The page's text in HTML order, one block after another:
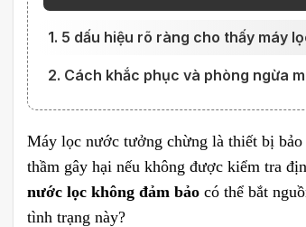
1. 5 dấu hiệu rõ ràng cho thấy máy
2. Cách khắc phục và phòng ngừa
Máy lọc nước tưởng chừng là thiết bị
thầm gây hại nếu không được kiểm tra
nước lọc không đảm bảo có thể bắt
tình trạng này?